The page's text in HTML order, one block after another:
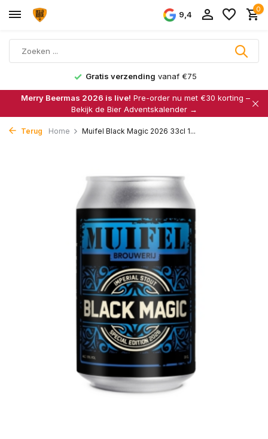
9,4
0
Gratis verzending vanaf €75
Merry Beermas 2026 is live! Pre-order nu met €30 korting –
Bekijk de Bier Adventskalender →
Terug Home Muifel Black Magic 2026 33cl 1...